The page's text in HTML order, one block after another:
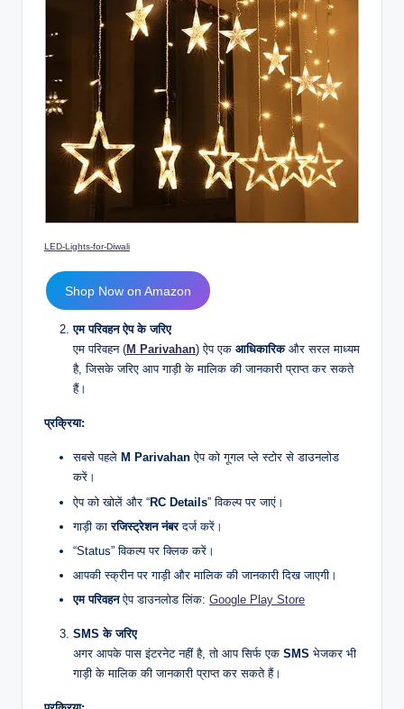
LED-Lights-for-Diwali
Shop Now on Amazon
एम परिवहन ऐप के जरिए
एम परिवहन (M Parivahan) ऐप एक आधिकारिकऔर सरल माध्यम
है, जिसके जरिए आप गाड़ी के मालिक की जानकारी प्राप्त कर सकते
हैं।
प्रक्रिया:
सबसे पहले M Parivahan ऐप को गूगल प्ले स्टोर से डाउनलोड
करें।
ऐप को खोलें और “RC Details” विकल्प पर जाएं।
गाड़ी कारजिस्ट्रेशन नंबरदर्ज करें।
“Status” विकल्प पर क्लिक करें।
आपकी स्क्रीन पर गाड़ी और मालिक की जानकारी दिख जाएगी।
एम परिवहनऐप डाउनलोड लिंक: Google Play Store
SMS के जरिए
अगर आपके पास इंटरनेट नहीं है, तो आप सिर्फ एक SMS भेजकर भी
गाड़ी के मालिक की जानकारी प्राप्त कर सकते हैं।